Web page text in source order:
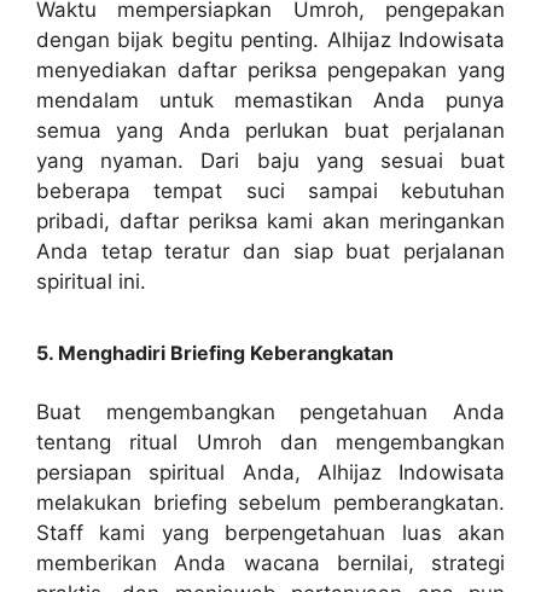
Waktu mempersiapkan Umroh, pengepakan
dengan bijak begitu penting. Alhijaz Indowisata
menyediakan daftar periksa pengepakan yang
mendalam untuk memastikan Anda punya
semua yang Anda perlukan buat perjalanan
yang nyaman. Dari baju yang sesuai buat
beberapa tempat suci sampai kebutuhan
pribadi, daftar periksa kami akan meringankan
Anda tetap teratur dan siap buat perjalanan
spiritual ini.
5. Menghadiri Briefing Keberangkatan
Buat mengembangkan pengetahuan Anda
tentang ritual Umroh dan mengembangkan
persiapan spiritual Anda, Alhijaz Indowisata
melakukan briefing sebelum pemberangkatan.
Staff kami yang berpengetahuan luas akan
memberikan Anda wacana bernilai, strategi